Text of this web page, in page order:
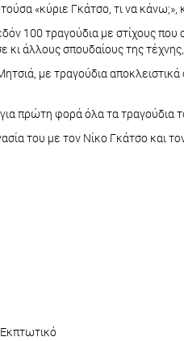
«κύριε Γκάτσο, τι να
τραγούδια με στίχους που
κι άλλους σπουδαίους της
με τραγούδια
πρώτη φορά όλα τα τραγούδια
του με τον Νίκο Γκάτσο και